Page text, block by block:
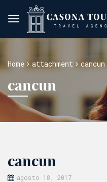
Home attachment cancun
cancun
cancun
agosto 18, 2017